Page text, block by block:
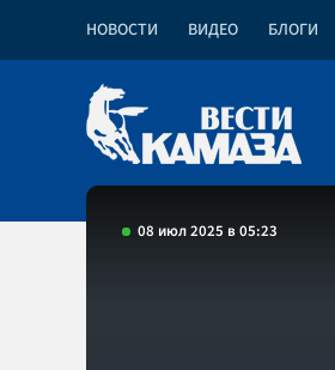
НОВОСТИ ВИДЕО БЛОГИ
08 июл 2025 в 05:23